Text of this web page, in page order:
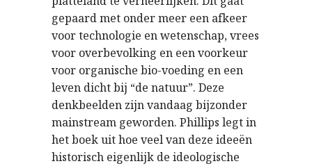
gepaard met onder meer een afkeer
voor technologie en wetenschap, vrees
voor overbevolking en een voorkeur
voor organische bio-voeding en een
leven dicht bij “de natuur”. Deze
denkbeelden zijn vandaag bijzonder
mainstream geworden. Phillips legt in
het boek uit hoe veel van deze ideeën
historisch eigenlijk de ideologische